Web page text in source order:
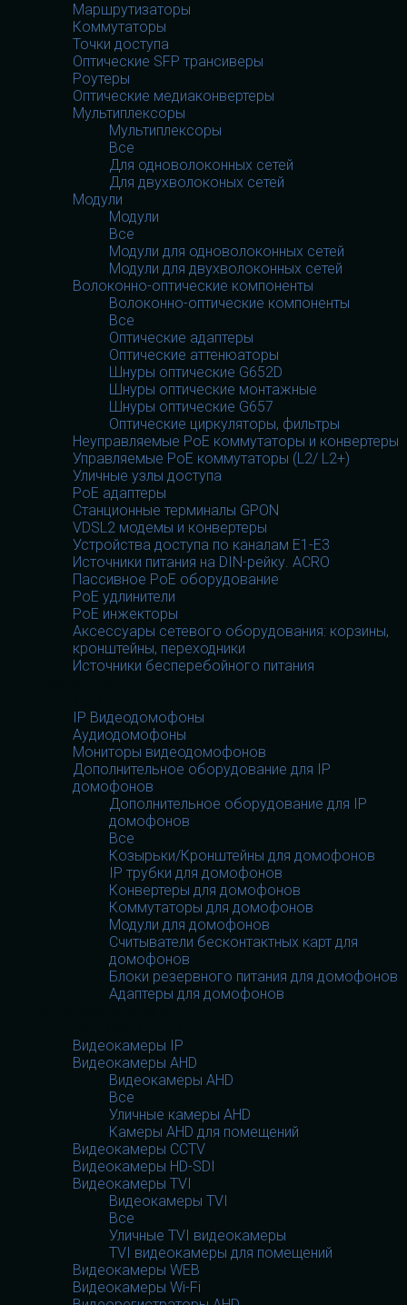
Маршрутизаторы
Коммутаторы
Точки доступа
Оптические SFP трансиверы
Роутеры
Оптические медиаконвертеры
Мультиплексоры
Мультиплексоры
Все
Для одноволоконных сетей
Для двухволоконых сетей
Модули
Модули
Все
Модули для одноволоконных сетей
Модули для двухволоконных сетей
Волоконно-оптические компоненты
Волоконно-оптические компоненты
Все
Оптические адаптеры
Оптические аттенюаторы
Шнуры оптические G652D
Шнуры оптические монтажные
Шнуры оптические G657
Оптические циркуляторы, фильтры
Неуправляемые PoE коммутаторы и конвертеры
Управляемые PoE коммутаторы (L2/ L2+)
Уличные узлы доступа
PoE адаптеры
Станционные терминалы GPON
VDSL2 модемы и конвертеры
Устройства доступа по каналам E1-E3
Источники питания на DIN-рейку. ACRO
Пассивное PoE оборудование
PoE удлинители
PoE инжекторы
Аксессуары сетевого оборудования: корзины,
кронштейны, переходники
Источники бесперебойного питания
IP Видеодомофоны
Аудиодомофоны
Мониторы видеодомофонов
Дополнительное оборудование для IP
домофонов
Дополнительное оборудование для IP
домофонов
Все
Козырьки/Кронштейны для домофонов
IP трубки для домофонов
Конвертеры для домофонов
Коммутаторы для домофонов
Модули для домофонов
Считыватели бесконтактных карт для
домофонов
Блоки резервного питания для домофонов
Адаптеры для домофонов
Видеокамеры IP
Видеокамеры AHD
Видеокамеры AHD
Все
Уличные камеры AHD
Камеры AHD для помещений
Видеокамеры CCTV
Видеокамеры HD-SDI
Видеокамеры TVI
Видеокамеры TVI
Все
Уличные TVI видеокамеры
TVI видеокамеры для помещений
Видеокамеры WEB
Видеокамеры Wi-Fi